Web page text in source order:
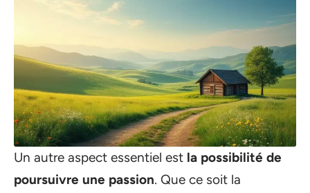
Un autre aspect essentiel est la possibilité de
poursuivre une passion. Que ce soit la